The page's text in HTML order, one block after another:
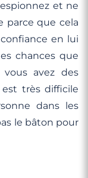
et ne
parce que cela
en lui
chances que
avez des
très difficile
dans les
le bâton pour